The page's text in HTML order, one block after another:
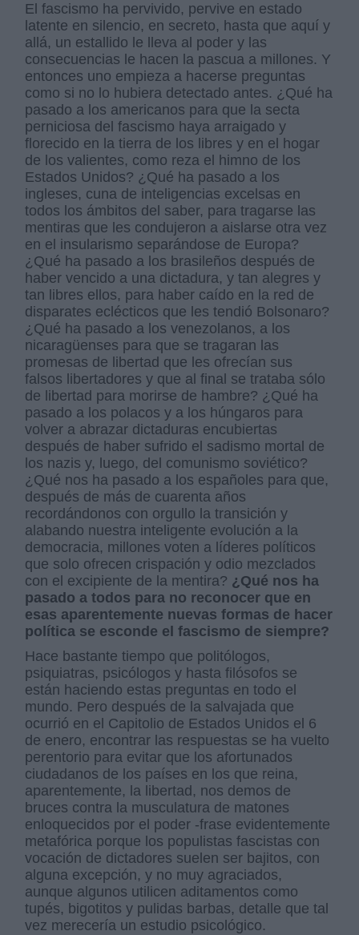
El fascismo ha pervivido, pervive en estado
latente en silencio, en secreto, hasta que aquí y
allá, un estallido le lleva al poder y las
consecuencias le hacen la pascua a millones. Y
entonces uno empieza a hacerse preguntas
como si no lo hubiera detectado antes. ¿Qué ha
pasado a los americanos para que la secta
perniciosa del fascismo haya arraigado y
florecido en la tierra de los libres y en el hogar
de los valientes, como reza el himno de los
Estados Unidos? ¿Qué ha pasado a los
ingleses, cuna de inteligencias excelsas en
todos los ámbitos del saber, para tragarse las
mentiras que les condujeron a aislarse otra vez
en el insularismo separándose de Europa?
¿Qué ha pasado a los brasileños después de
haber vencido a una dictadura, y tan alegres y
tan libres ellos, para haber caído en la red de
disparates eclécticos que les tendió Bolsonaro?
¿Qué ha pasado a los venezolanos, a los
nicaragüenses para que se tragaran las
promesas de libertad que les ofrecían sus
falsos libertadores y que al final se trataba sólo
de libertad para morirse de hambre? ¿Qué ha
pasado a los polacos y a los húngaros para
volver a abrazar dictaduras encubiertas
después de haber sufrido el sadismo mortal de
los nazis y, luego, del comunismo soviético?
¿Qué nos ha pasado a los españoles para que,
después de más de cuarenta años
recordándonos con orgullo la transición y
alabando nuestra inteligente evolución a la
democracia, millones voten a líderes políticos
que solo ofrecen crispación y odio mezclados
con el excipiente de la mentira? ¿Qué nos ha
pasado a todos para no reconocer que en
esas aparentemente nuevas formas de hacer
política se esconde el fascismo de siempre?
Hace bastante tiempo que politólogos,
psiquiatras, psicólogos y hasta filósofos se
están haciendo estas preguntas en todo el
mundo. Pero después de la salvajada que
ocurrió en el Capitolio de Estados Unidos el 6
de enero, encontrar las respuestas se ha vuelto
perentorio para evitar que los afortunados
ciudadanos de los países en los que reina,
aparentemente, la libertad, nos demos de
bruces contra la musculatura de matones
enloquecidos por el poder -frase evidentemente
metafórica porque los populistas fascistas con
vocación de dictadores suelen ser bajitos, con
alguna excepción, y no muy agraciados,
aunque algunos utilicen aditamentos como
tupés, bigotitos y pulidas barbas, detalle que tal
vez merecería un estudio psicológico.